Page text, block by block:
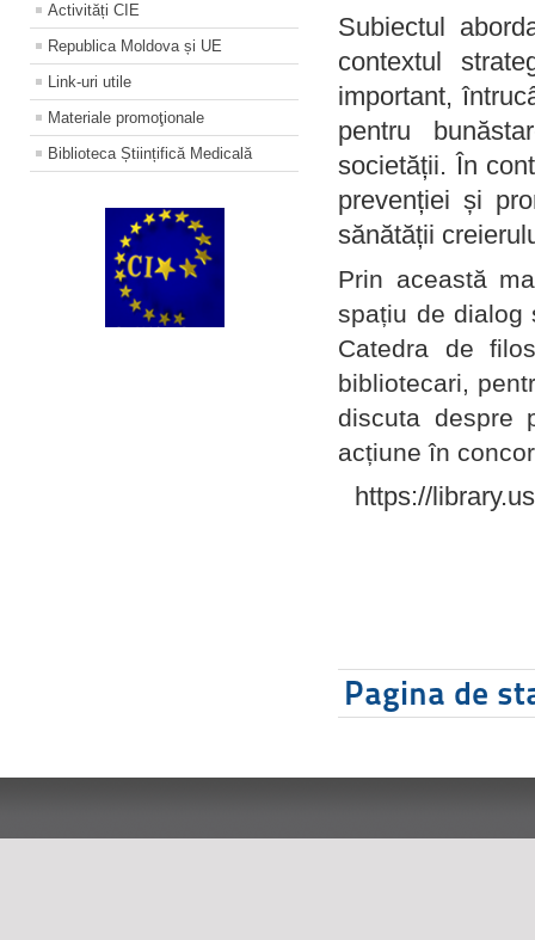
Activități CIE
Republica Moldova și UE
Link-uri utile
Materiale promoţionale
Biblioteca Științifică Medicală
Subiectul
contextul
important,
pentru
societății. În
prevenției și
sănătății
Prin această
spațiu de dialog
Catedra de
bibliotecari,
discuta despre
acțiune în
https://
Pagina de